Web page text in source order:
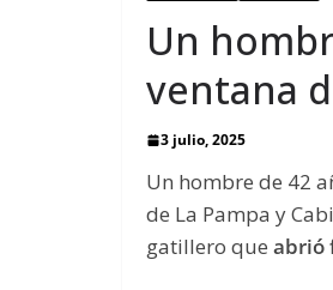
Un
ventana
3 julio, 2025
Un hombre de 42
de La Pampa y
gatillero que abrió